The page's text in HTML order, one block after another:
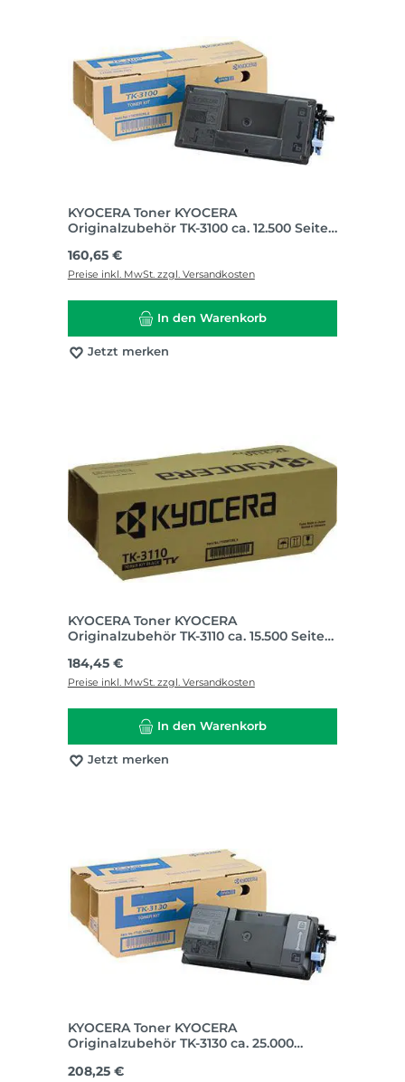
KYOCERA Toner KYOCERA
Originalzubehör TK-3100 ca. 12.500 Seiten
Regulärer Preis:
160,65 €
Preise inkl. MwSt. zzgl. Versandkosten
In den Warenkorb
Jetzt merken
KYOCERA Toner KYOCERA
Originalzubehör TK-3110 ca. 15.500 Seiten
Regulärer Preis:
184,45 €
Preise inkl. MwSt. zzgl. Versandkosten
In den Warenkorb
Jetzt merken
KYOCERA Toner KYOCERA
Originalzubehör TK-3130 ca. 25.000
Regulärer Preis:
208,25 €